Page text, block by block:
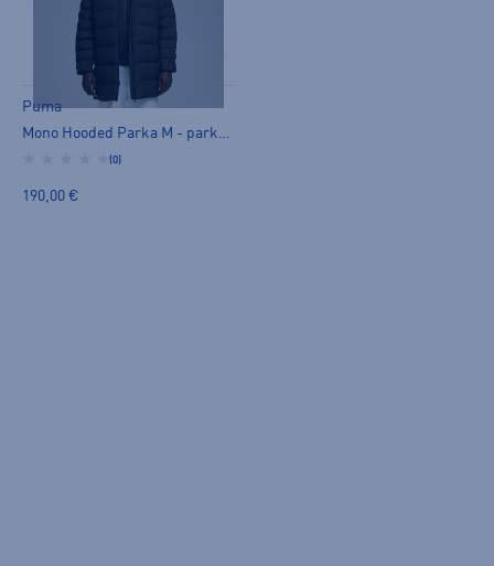
Puma
Mono Hooded Parka M - parkatakki
(0)
190,00 €